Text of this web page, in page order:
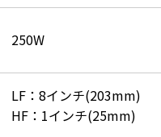
250W
LF：8インチ(203mm)
HF：1インチ(25mm)